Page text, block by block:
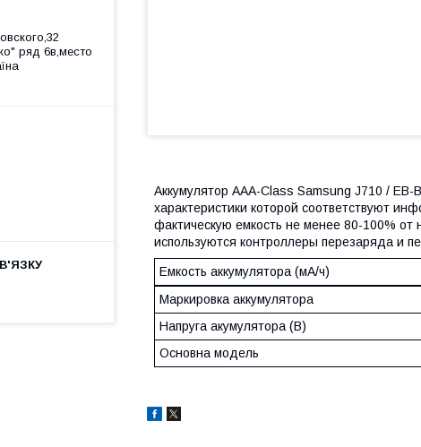
Аккумулятор AAA-Class Samsung J710 / EB-
характеристики которой соответствуют
фактическую емкость не менее 80-100% от
используются контроллеры перезаряда и
Емкость аккумулятора (мА/ч)
Маркировка аккумулятора
Напруга акумулятора (В)
Основна модель
ряд 6в,место